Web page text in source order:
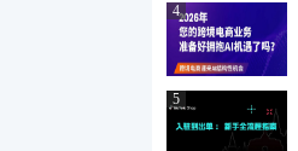
4
5